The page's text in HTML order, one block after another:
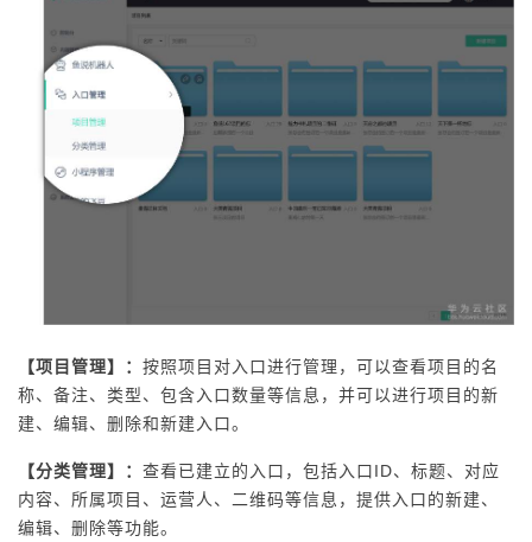
【项目管理】： 按照项目对入口进行管理，可以查看项目的名
称、备注、类型、包含入口数量等信息，并可以进行项目的新
建、编辑、删除和新建入口。
【分类管理】： 查看已建立的入口，包括入口ID、标题、对应
内容、所属项目、运营人、二维码等信息，提供入口的新建、
编辑、删除等功能。